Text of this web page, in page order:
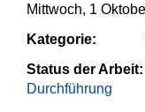
Mittwoch, 1
Kategorie:
Status der Arbeit:
Durchführung